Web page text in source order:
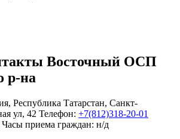
Восточный ОСП
р-на
, Республика Татарстан, Санкт-
ул, 42 Телефон: +7(812)318-20-01
Часы приема граждан: н/д